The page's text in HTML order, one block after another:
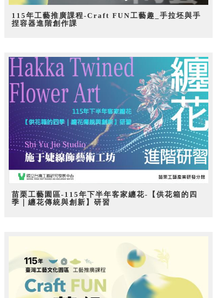
115年工藝推廣課程-Craft FUN工藝趣_手拉坯與手
捏容器進階創作課
苗栗工藝園區-115年下半年客家纏花-【供花箱的四
季｜纏花傳統與創新】研習